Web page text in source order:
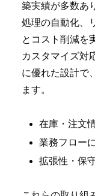
築実績が多数あ
処理の自動化、
とコスト削減を
カスタマイズ対
に優れた設計で
ます。
在庫・注文
業務フロー
拡張性・保